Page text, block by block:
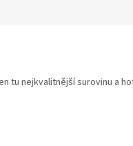
tu nejkvalitnější surovinu a